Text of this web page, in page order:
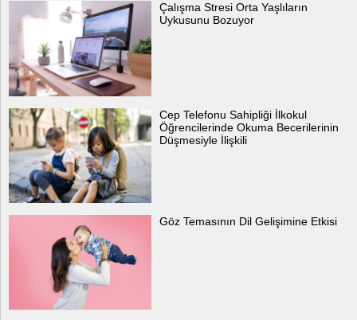
Çalışma Stresi Orta Yaşlıların
Uykusunu Bozuyor
Cep Telefonu Sahipliği İlkokul
Öğrencilerinde Okuma Becerilerinin
Düşmesiyle İlişkili
Göz Temasının Dil Gelişimine Etkisi